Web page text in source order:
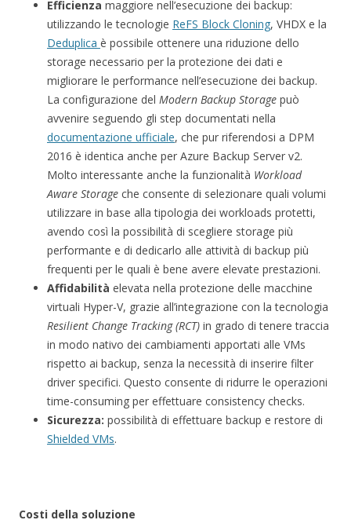
Efficienza maggiore nell’esecuzione dei backup:
utilizzando le tecnologie ReFS Block Cloning, VHDX e la
Deduplica è possibile ottenere una riduzione dello
storage necessario per la protezione dei dati e
migliorare le performance nell’esecuzione dei backup.
La configurazione del Modern Backup Storage può
avvenire seguendo gli step documentati nella
documentazione ufficiale, che pur riferendosi a DPM
2016 è identica anche per Azure Backup Server v2.
Molto interessante anche la funzionalità Workload
Aware Storage che consente di selezionare quali volumi
utilizzare in base alla tipologia dei workloads protetti,
avendo così la possibilità di scegliere storage più
performante e di dedicarlo alle attività di backup più
frequenti per le quali è bene avere elevate prestazioni.
Affidabilità elevata nella protezione delle macchine
virtuali Hyper-V, grazie all’integrazione con la tecnologia
Resilient Change Tracking (RCT) in grado di tenere traccia
in modo nativo dei cambiamenti apportati alle VMs
rispetto ai backup, senza la necessità di inserire filter
driver specifici. Questo consente di ridurre le operazioni
time-consuming per effettuare consistency checks.
Sicurezza: possibilità di effettuare backup e restore di
Shielded VMs.
Costi della soluzione